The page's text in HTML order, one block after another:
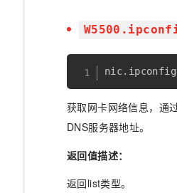
nic. ipconfig
获取网卡网络信息，通
DNS服务器地址。
返回值描述：
返回list类型。